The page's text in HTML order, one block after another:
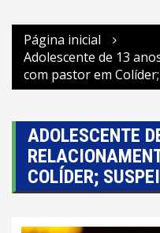
Página inicial
Adolescente de 13
com pastor em
ADOLESCENTE
COLÍDER;